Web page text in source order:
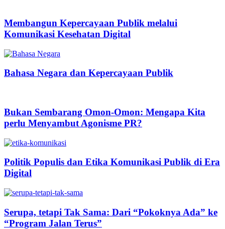
Membangun Kepercayaan Publik melalui
Komunikasi Kesehatan Digital
Bahasa Negara dan Kepercayaan Publik
Bukan Sembarang Omon-Omon: Mengapa Kita
perlu Menyambut Agonisme PR?
Politik Populis dan Etika Komunikasi Publik di Era
Digital
Serupa, tetapi Tak Sama: Dari “Pokoknya Ada” ke
“Program Jalan Terus”